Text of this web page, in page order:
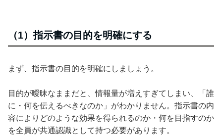
（1）指示書の目的を明確にする
まず、指示書の目的を明確にしましょう。
目的が曖昧なままだと、情報量が増えすぎてしまい、「誰
に・何を伝えるべきなのか」がわかりません。指示書の内
容によりどのような効果を得られるのか・何を目指すのか
を全員が共通認識として持つ必要があります。